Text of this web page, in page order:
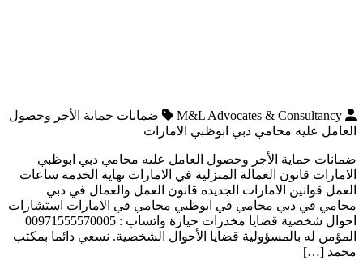
M&L Advocates & Consultancy
ضمانات حماية الأجر وحصول
العامل عليه محامي دبي ابوظبي الامارات
ضمانات حماية الأجر وحصول العامل علىه محامي دبي ابوظبي
الامارات قانون العمالة المنزلية في الامارات نهاية الخدمة ساعات
العمل قوانين الامارات الجديده قانون العمل والعمال في دبي
محامي في دبي محامي في ابوظبي محامي في الامارات استشارات
احوال شخصية قضايا مخدرات حيازة واتساب : 00971555570005
المؤمن له بالمسؤولية قضايا الأحوال الشخصية. نسعي دائما بمكتب
محمد […]